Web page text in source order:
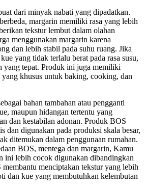
dari minyak nabati yang dipadatkan.
margarin memiliki rasa yang lebih
tekstur lembut dalam olahan
menggunakan margarin karena
dan lebih stabil pada suhu ruang. Jika
yang tidak terlalu berat pada rasa susu,
yang tepat. Produk ini juga memiliki
yang khusus untuk baking, cooking, dan
bahan tambahan atau pengganti
maupun hidangan tertentu yang
dan kestabilan adonan. Produk BOS
dan digunakan pada produksi skala besar,
ditemukan dalam penggunaan rumahan.
BOS, mentega dan margarin, Kamu
ini lebih cocok digunakan dibandingkan
menciptakan tekstur yang lebih
dan kue yang membutuhkan kelembutan